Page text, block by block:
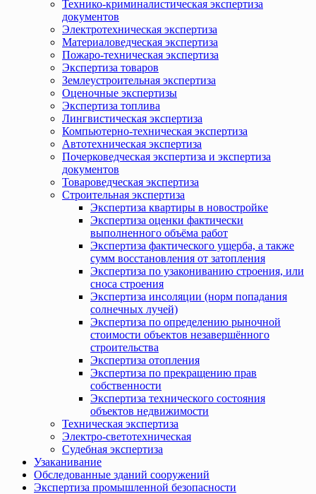
Технико-криминалистическая экспертиза
документов
Электротехническая экспертиза
Материаловедческая экспертиза
Пожаро-техническая экспертиза
Экспертиза товаров
Землеустроительная экспертиза
Оценочные экспертизы
Экспертиза топлива
Лингвистическая экспертиза
Компьютерно-техническая экспертиза
Автотехническая экспертиза
Почерковедческая экспертиза и экспертиза
документов
Товароведческая экспертиза
Строительная экспертиза
Экспертиза квартиры в новостройке
Экспертиза оценки фактически
выполненного объёма работ
Экспертиза фактического ущерба, а также
сумм восстановления от затопления
Экспертиза по узакониванию строения, или
сноса строения
Экспертиза инсоляции (норм попадания
солнечных лучей)
Экспертиза по определению рыночной
стоимости объектов незавершённого
строительства
Экспертиза отопления
Экспертиза по прекращению прав
собственности
Экспертиза технического состояния
объектов недвижимости
Техническая экспертиза
Электро-светотехническая
Судебная экспертиза
Узаканивание
Обследованные зданий сооружений
Экспертиза промышленной безопасности